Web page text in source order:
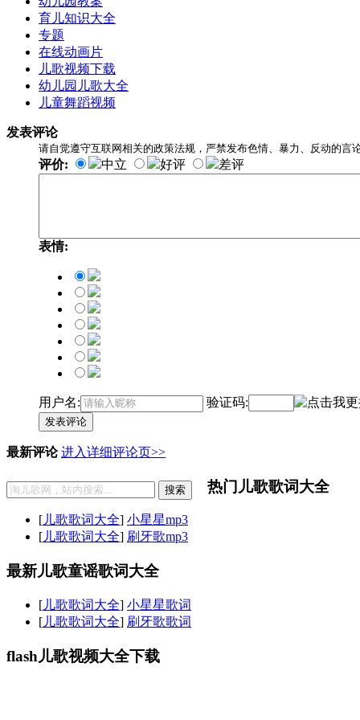
育儿知识大全
专题
在线动画片
儿歌视频下载
幼儿园儿歌大全
儿童舞蹈视频
发表评论
请自觉遵守互联网相关的政策法规，严禁发布色情、暴力、反动的言
评价: 中立 好评 差评
表情:
用户名: 验证码:
发表评论
最新评论 进入详细评论页>>
搜索 热门儿歌歌词大全
[ 儿歌歌词大全] 小星星mp3
[ 儿歌歌词大全] 刷牙歌mp3
最新儿歌童谣歌词大全
[ 儿歌歌词大全] 小星星歌词
[ 儿歌歌词大全] 刷牙歌歌词
flash儿歌视频大全下载